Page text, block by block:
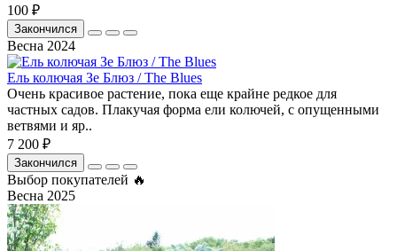
100 ₽
Закончился
Весна 2024
Ель колючая Зе Блюз / The Blues
Очень красивое растение, пока еще крайне редкое для
частных садов. Плакучая форма ели колючей, с опущенными
ветвями и яр..
7 200 ₽
Закончился
Выбор покупателей 🔥
Весна 2025